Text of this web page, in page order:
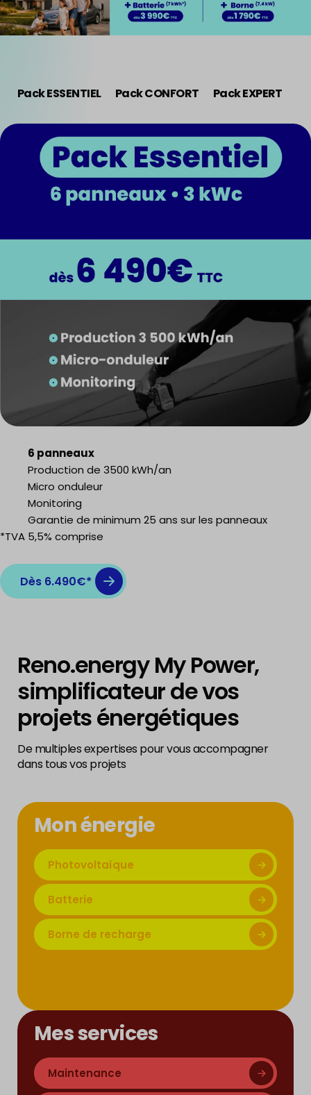
Pack ESSENTIEL Pack CONFORT Pack EXPERT
6 panneaux
Production de 3500 kWh/an
Micro onduleur
Monitoring
Garantie de minimum 25 ans sur les panneaux
*TVA 5,5% comprise
Dès 6.490€*
Reno.energy My Power,
simplificateur de vos
projets énergétiques
De multiples expertises pour vous accompagner
dans tous vos projets
Mon énergie
Photovoltaïque
Batterie
Borne de recharge
Mes services
Maintenance